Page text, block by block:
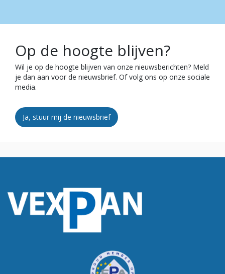
Op de hoogte blijven?
Wil je op de hoogte blijven van onze nieuwsberichten? Meld
je dan aan voor de nieuwsbrief. Of volg ons op onze sociale
media.
Ja, stuur mij de nieuwsbrief